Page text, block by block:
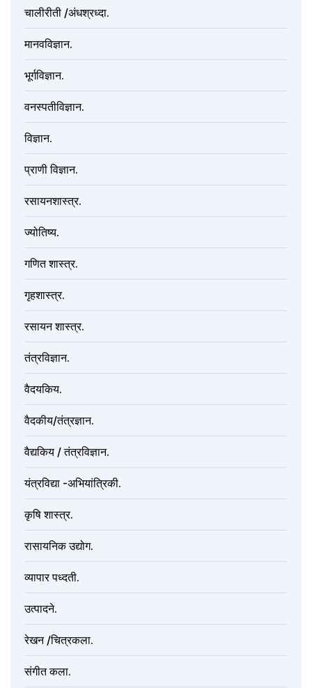
चालीरीती /अंधश्रध्दा.
मानवविज्ञान.
भूर्गविज्ञान.
वनस्पतीविज्ञान.
विज्ञान.
प्राणी विज्ञान.
रसायनशास्त्र.
ज्योतिष्य.
गणित शास्त्र.
गृहशास्त्र.
रसायन शास्त्र.
तंत्रविज्ञान.
वैदयकिय.
वैदकीय/तंत्रज्ञान.
वैद्यकिय / तंत्रविज्ञान.
यंत्रविद्या -अभियांत्रिकी.
कृषि शास्त्र.
रासायनिक उद्योग.
व्यापार पध्दती.
उत्पादने.
रेखन /चित्रकला.
संगीत कला.